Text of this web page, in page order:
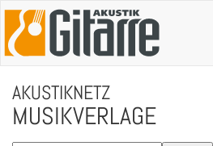
AKUSTIKNETZ
MUSIKVERLAGE